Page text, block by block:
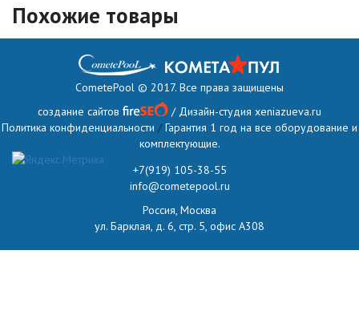
Похожие товары
CometePool © 2017. Все права защищены
создание сайтов
/ Дизайн-студия xeniazueva.ru
Политика конфиденциальности / Гарантия 1 год на все оборудование и
комплектующие.
+7(919) 105-38-55
info@cometepool.ru
Россия, Москва
ул. Барклая, д. 6, стр. 5, офис А308